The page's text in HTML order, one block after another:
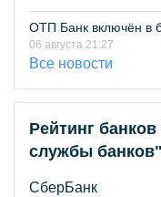
ОТП Банк включён в
06 августа 21:27
Все новости
Рейтинг
службы банков"
СберБанк